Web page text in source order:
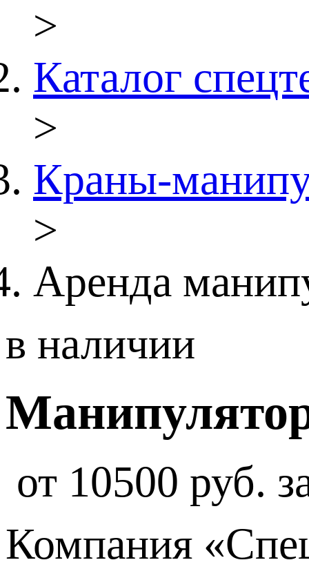
>
Каталог
>
Краны-
>
Аренда
в наличии
от 10500 руб.
Компания